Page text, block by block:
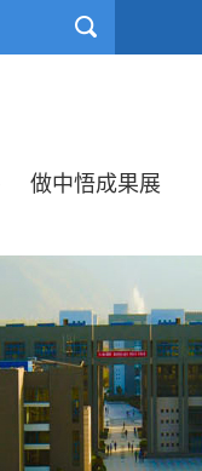
做中悟成果展